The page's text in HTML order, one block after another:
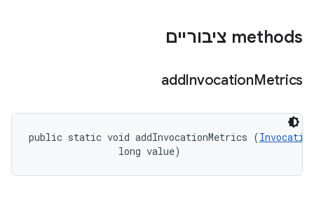
‫methods ציבוריים
addInvocationMetrics
public static void addInvocationMetrics (
                long value)